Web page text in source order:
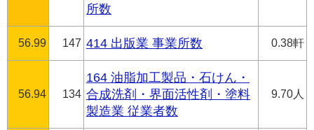
所数
56.99 147 414 出版業 事業所数 0.38軒
56.94 134
164 油脂加工製品・石けん・
合成洗剤・界面活性剤・塗料
製造業 従業者数
9.70人